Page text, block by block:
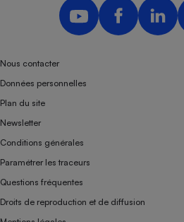
Nous contacter
Données personnelles
Plan du site
Newsletter
Conditions générales
Paramétrer les traceurs
Questions fréquentes
Droits de reproduction et de diffusion